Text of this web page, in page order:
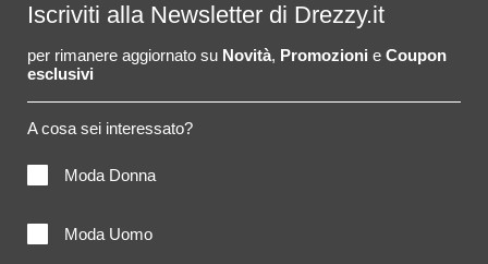
Iscriviti alla Newsletter di Drezzy.it
per rimanere aggiornato su Novità, Promozioni e Coupon
esclusivi
A cosa sei interessato?
Moda Donna
Moda Uomo